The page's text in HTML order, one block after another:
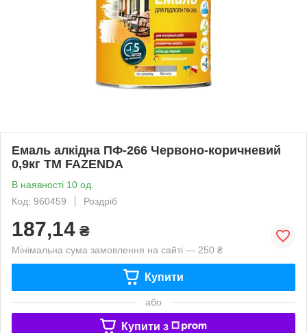
Емаль алкідна ПФ-266 Червоно-коричневий
0,9кг ТМ FAZENDA
В наявності 10 од.
Код: 960459
Роздріб
187,14 ₴
Мінімальна сума замовлення на сайті — 250 ₴
Купити
або
Купити з